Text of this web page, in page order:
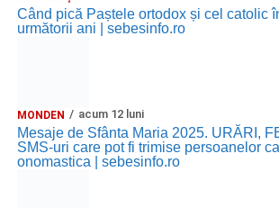
Când pică Paștele ortodox și cel catolic
următorii ani | sebesinfo.ro
MONDEN acum 12 luni
Mesaje de Sfânta Maria 2025. URĂRI,
SMS-uri care pot fi trimise persoanelor
onomastica | sebesinfo.ro